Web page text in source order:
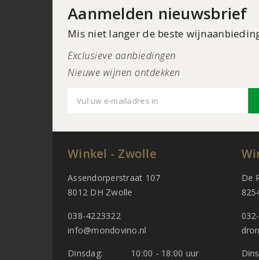
Aanmelden nieuwsbrief
Mis niet langer de beste
Exclusieve aanbiedingen
Nieuwe wijnen ontdekken
Winkel - Zwolle
Assendorperstraat 107
8012 DH Zwolle
038-4223322
info@mondovino.nl
Dinsdag:
10:00 - 18:00 uur
De